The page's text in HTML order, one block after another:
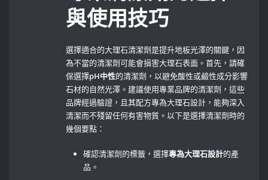
與使用技巧
選擇適合的大理石清潔劑是提升地板光澤的關鍵，因
為不當的清潔劑可能會損害大理石表面。首先，請確
保選擇pH中性的清潔劑，以避免酸性或鹼性成分影響
石材的自然光澤。建議使用專業品牌的清潔劑，這些
品牌經過驗證，且其配方專為大理石設計，能夠深入
清潔而不殘留任何有害物質。以下是選擇清潔劑時的
幾個要點：
確認清潔劑的標籤，選擇專為大理石設計的產
品。